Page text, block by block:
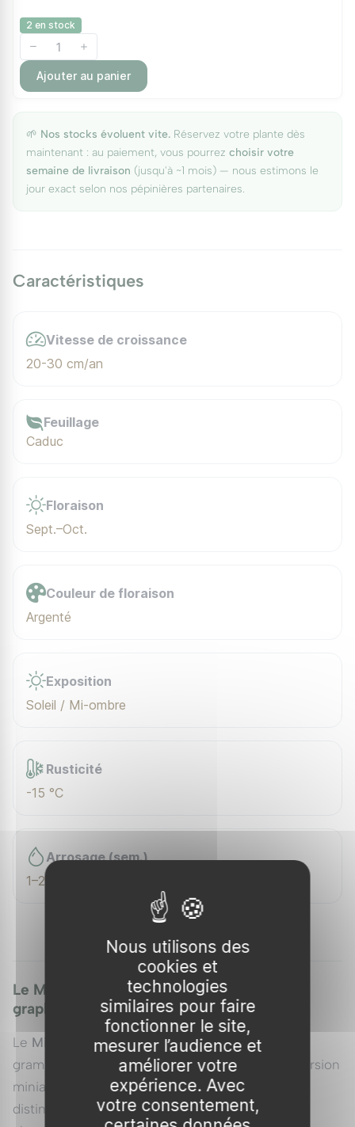
2 en stock
Ajouter au panier
🌱 Nos stocks évoluent vite. Réservez votre plante dès
maintenant : au paiement, vous pourrez choisir votre
semaine de livraison (jusqu'à ~1 mois) — nous estimons le
jour exact selon nos pépinières partenaires.
Caractéristiques
Vitesse de croissance
20-30 cm/an
Feuillage
Caduc
Floraison
Sept.–Oct.
Couleur de floraison
Argenté
Exposition
Soleil / Mi-ombre
Rusticité
-15 °C
Arrosage (sem.)
1–2 / sem.
Le Miscanthus 'Little Zebra' : Un éclat
graphique pour petits espaces
Le Miscanthus sinensis 'Little Zebra'est une
graminée ornementale d'exception, véritable version
miniature des variétés "Zebra" classiques. Il se
distingue par son feuillage caduc unique, dont
Nous utilisons des
cookies et
technologies
similaires pour faire
fonctionner le site,
mesurer l’audience et
améliorer votre
expérience. Avec
votre consentement,